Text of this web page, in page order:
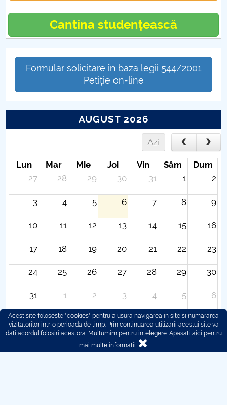
Cantina studențească
Formular solicitare în baza legii 544/2001
Petiție on-line
AUGUST 2026
Azi
Lun Mar Mie Joi Vin Sâm
Dum
27
28 29 30 31 1 2
3 4 5 6 7 8 9
10 11 12 13 14 15 16
17 18 19 20 21 22 23
24 25 26 27 28 29 30
31 1 2 3 4 5 6
Acest site foloseste "cookies" pentru a usura navigarea in site si numararea
vizitatorilor intr-o perioada de timp. Prin continuarea utilizarii acestui site va
dati acordul folosiri acestora. Multumim pentru intelegere. Apasati aici pentru
mai multe informatii.